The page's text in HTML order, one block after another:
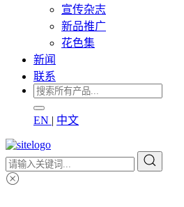
宣传杂志
新品推广
花色集
新闻
联系
EN | 中文